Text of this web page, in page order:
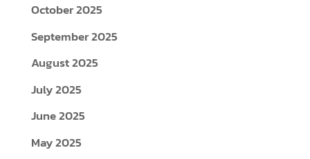
October 2025
September 2025
August 2025
July 2025
June 2025
May 2025